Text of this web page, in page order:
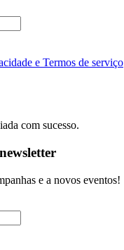
e Termos de serviço
com sucesso.
e a novos eventos!